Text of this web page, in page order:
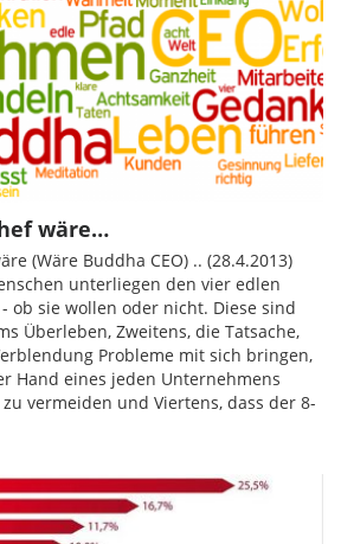
wäre…
(Wäre Buddha CEO) .. (28.4.2013)
unterliegen den vier edlen
ob sie wollen oder nicht. Diese sind
Überleben, Zweitens, die Tatsache,
Probleme mit sich bringen,
Hand eines jeden Unternehmens
vermeiden und Viertens, dass der 8-